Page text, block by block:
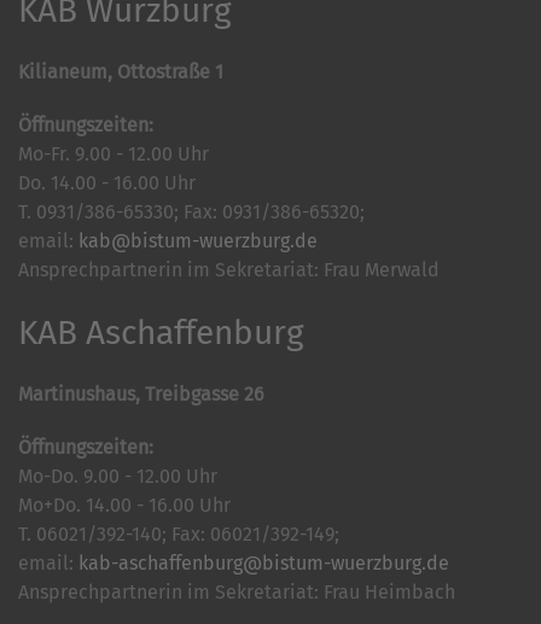
KAB Würzburg
Kilianeum, Ottostraße 1
Öffnungszeiten:
Mo-Fr. 9.00 - 12.00 Uhr
Do. 14.00 - 16.00 Uhr
T. 0931/386-65330; Fax: 0931/386-65320;
email: kab@bistum-wuerzburg.de
Ansprechpartnerin im Sekretariat: Frau Merwald
KAB Aschaffenburg
Martinushaus, Treibgasse 26
Öffnungszeiten:
Mo-Do. 9.00 - 12.00 Uhr
Mo+Do. 14.00 - 16.00 Uhr
T. 06021/392-140; Fax: 06021/392-149;
email: kab-aschaffenburg@bistum-wuerzburg.de
Ansprechpartnerin im Sekretariat: Frau Heimbach